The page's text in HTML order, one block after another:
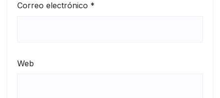
Correo electrónico *
Web